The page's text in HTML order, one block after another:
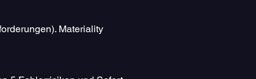
Materiality